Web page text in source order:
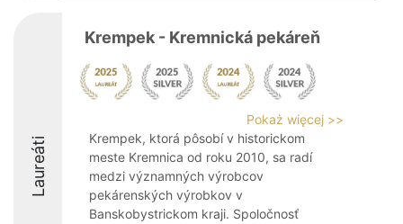
Laureáti
Krempek - Kremnická pekáreň
Pokaż więcej >>
Krempek, ktorá pôsobí v historickom
meste Kremnica od roku 2010, sa radí
medzi významných výrobcov
pekárenských výrobkov v
Banskobystrickom kraji. Spoločnosť